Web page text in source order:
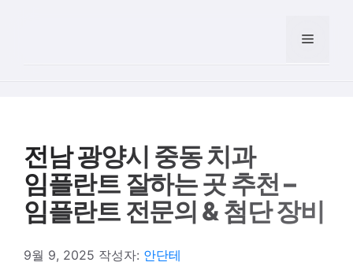
메뉴
전남 광양시 중동 치과
임플란트 잘하는 곳 추천 –
임플란트 전문의 & 첨단 장비
9월 9, 2025 작성자: 안단테